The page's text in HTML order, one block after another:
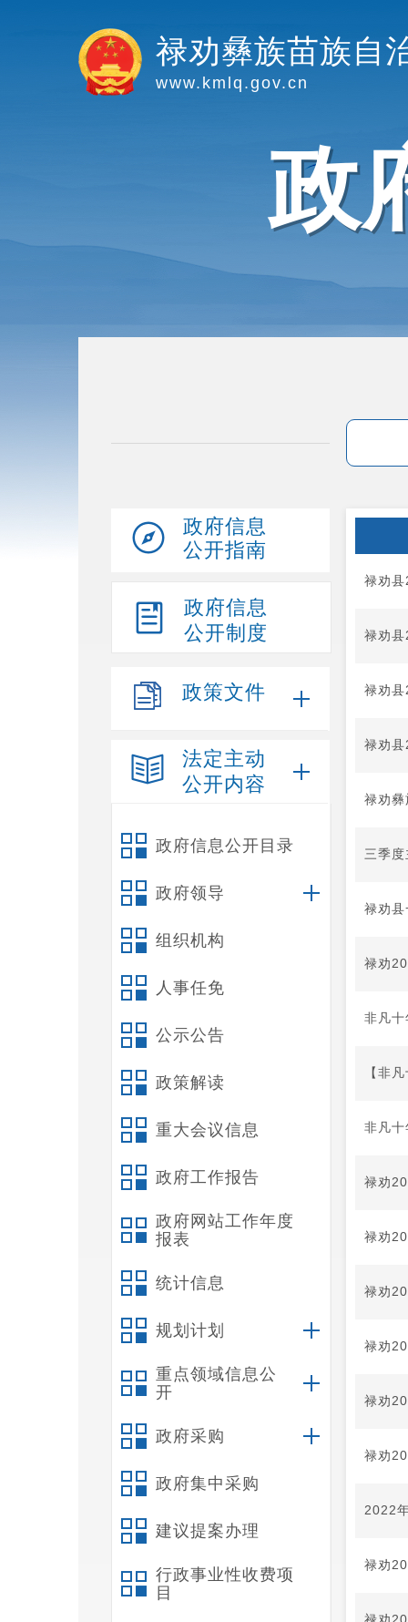
禄劝彝族苗族自
www.kmlq.gov.cn
政
政府信息
公开指南
政府信息
公开制度
政策文件
法定主动
公开内容
政府信息公开目录
政府领导
组织机构
人事任免
公示公告
政策解读
重大会议信息
政府工作报告
政府网站工作年度
报表
统计信息
规划计划
重点领域信息公
开
政府采购
政府集中采购
建议提案办理
行政事业性收费项
目
禄劝
禄劝
禄劝
禄劝
禄劝
三季
禄劝
禄劝
非凡
【非
非凡
禄劝
禄劝
禄劝
禄劝
禄劝
禄劝
2022
禄劝